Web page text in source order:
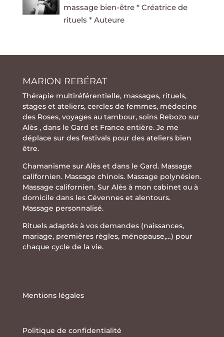
massage bien-être * Créatrice de
rituels * Auteure
MARION REBÉRAT
Thérapie multiréférentielle, massages, rituels,
stageset ateliers, cercles de femmes, médecine
des Roses, voyages au tambour, soins Rebozo sur
Alès , dans le Gard et France entière. Je me
déplace sur des festivals pour des ateliers bien
être.
Chamanisme sur Alès et dans le Gard. Massage
californien. Massage chinois. Massage polynésien.
Massage californien. Sur Alès à mon cabinet ou à
domicile dans les Cévennes et alentours.
Massage personnalisé.
Rituels adaptés à vos demandes (naissances,
mariage, premières règles, ménopause,…) pour
chaque cycle de la vie.
Mentions légales
Politique de confidentialité